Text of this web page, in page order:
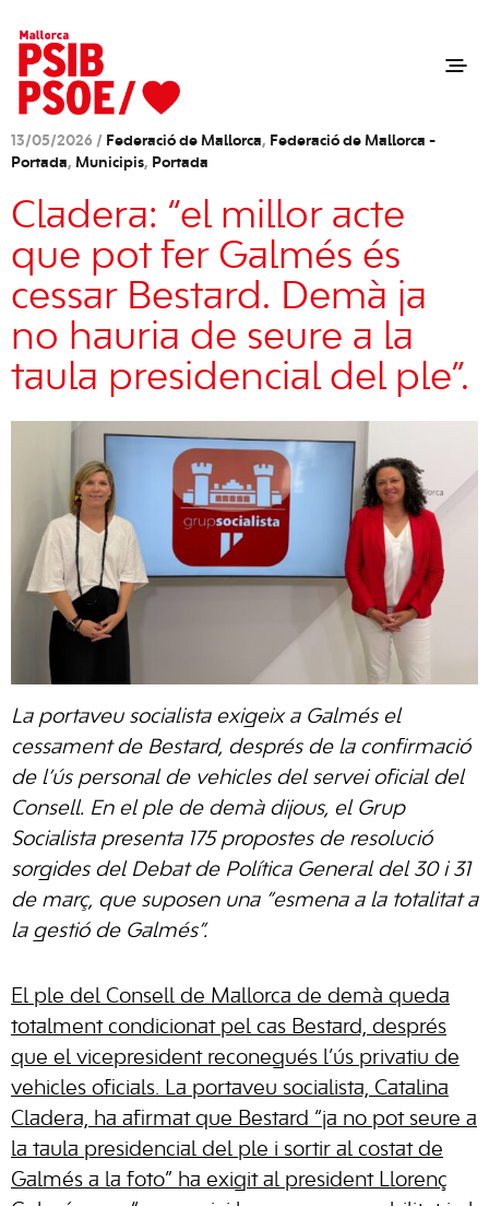
13/05/2026 / Federació de Mallorca, Federació de Mallorca -
Portada, Municipis, Portada
Cladera: “el millor acte
que pot fer Galmés és
cessar Bestard. Demà ja
no hauria de seure a la
taula presidencial del ple”.
La portaveu socialista exigeix a Galmés el
cessament de Bestard, després de la confirmació
de l’ús personal de vehicles del servei oficial del
Consell. En el ple de demà dijous, el Grup
Socialista presenta 175 propostes de resolució
sorgides del Debat de Política General del 30 i 31
de març, que suposen una “esmena a la totalitat a
la gestió de Galmés”.
El ple del Consell de Mallorca de demà queda
totalment condicionat pel cas Bestard, després
que el vicepresident reconegués l’ús privatiu de
vehicles oficials. La portaveu socialista, Catalina
Cladera, ha afirmat que Bestard “ja no pot seure a
la taula presidencial del ple i sortir al costat de
Galmés a la foto” ha exigit al president Llorenç